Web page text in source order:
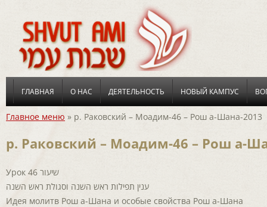
ГЛАВНАЯ О НАС ДЕЯТЕЛЬНОСТЬ НОВЫЙ КАМПУС
Главное меню » р. Раковский – Моадим-46 – Рош а-Шана-2013
р. Раковский – Моадим-46 – Рош а-
Урок 46 שיעור
ענין תפילות ראש השנה וסגולת ראש השנה
Идея молитв Рош а-Шана и особые свойства Рош а-Шана